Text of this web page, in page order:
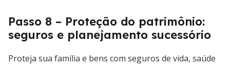
Passo 8 – Proteção do patrimônio:
seguros e planejamento sucessório
Proteja sua família e bens com seguros de vida, saúde